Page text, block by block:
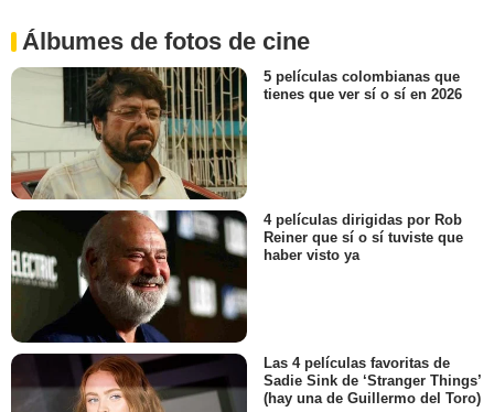
Álbumes de fotos de cine
5 películas colombianas que
tienes que ver sí o sí en 2026
4 películas dirigidas por Rob
Reiner que sí o sí tuviste que
haber visto ya
Las 4 películas favoritas de
Sadie Sink de ‘Stranger Things’
(hay una de Guillermo del Toro)